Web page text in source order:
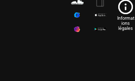
Informat
ions
légales